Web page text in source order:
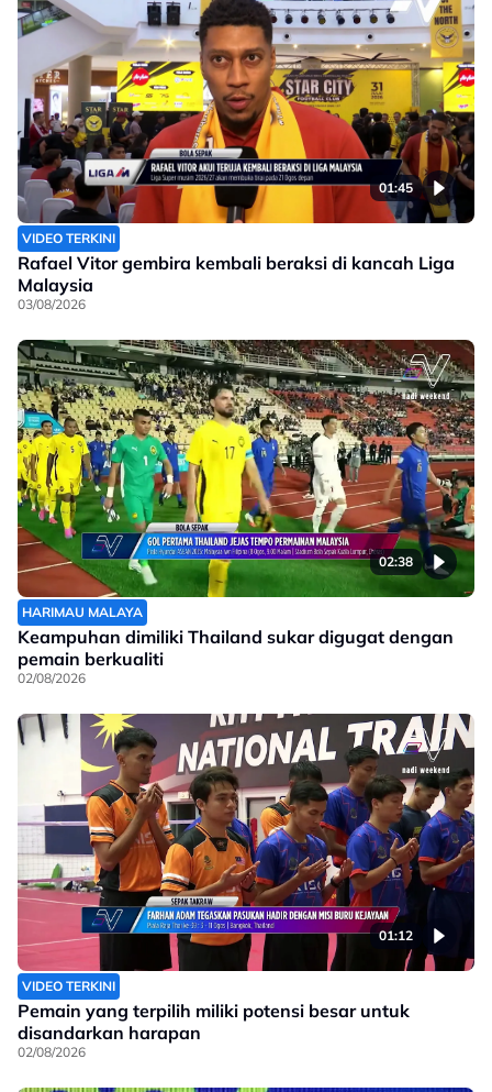
01:45
VIDEO TERKINI
Rafael Vitor gembira kembali beraksi di kancah Liga
Malaysia
03/08/2026
02:38
HARIMAU MALAYA
Keampuhan dimiliki Thailand sukar digugat dengan
pemain berkualiti
02/08/2026
01:12
VIDEO TERKINI
Pemain yang terpilih miliki potensi besar untuk
disandarkan harapan
02/08/2026